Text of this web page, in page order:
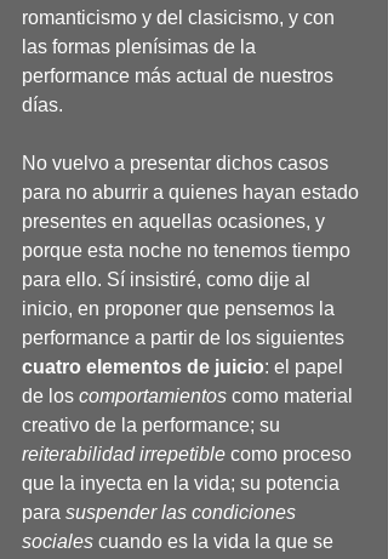
romanticismo y del clasicismo, y con
las formas plenísimas de la
performance más actual de nuestros
días.
No vuelvo a presentar dichos casos
para no aburrir a quienes hayan estado
presentes en aquellas ocasiones, y
porque esta noche no tenemos tiempo
para ello. Sí insistiré, como dije al
inicio, en proponer que pensemos la
performance a partir de los siguientes
cuatro elementos de juicio: el papel
de los comportamientos como material
creativo de la performance; su
reiterabilidad irrepetible como proceso
que la inyecta en la vida; su potencia
para suspender las condiciones
sociales cuando es la vida la que se